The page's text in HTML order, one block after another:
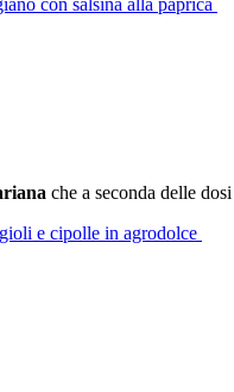
che a seconda delle
e cipolle in agrodolce